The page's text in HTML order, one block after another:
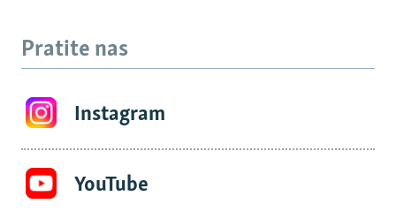
Pratite nas
Instagram
YouTube